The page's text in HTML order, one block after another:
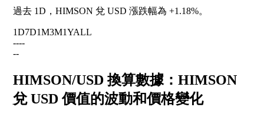
過去 1D，HIMSON 兌 USD 漲跌幅為 +1.18%。
1D7D1M3M1YALL
----
--
HIMSON/USD 換算數據：HIMSON
兌 USD 價值的波動和價格變化